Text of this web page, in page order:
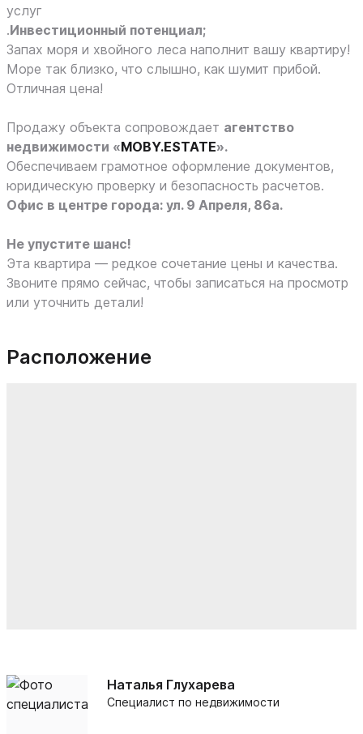
услуг
.Инвестиционный потенциал;
Запах моря и хвойного леса наполнит вашу квартиру!
Море так близко, что слышно, как шумит прибой.
Отличная цена!
Продажу объекта сопровождает агентство
недвижимости «MOBY.ESTATE».
Обеспечиваем грамотное оформление документов,
юридическую проверку и безопасность расчетов.
Офис в центре города: ул. 9 Апреля, 86а.
Не упустите шанс!
Эта квартира — редкое сочетание цены и качества.
Звоните прямо сейчас, чтобы записаться на просмотр
или уточнить детали!
Расположение
Наталья Глухарева
Специалист по недвижимости